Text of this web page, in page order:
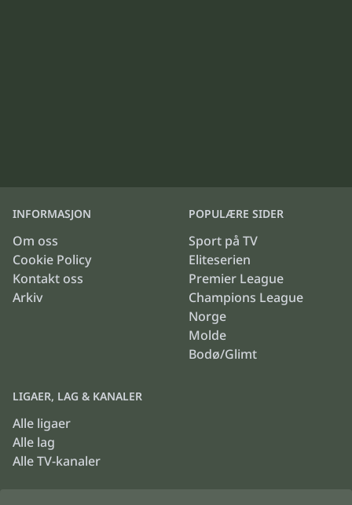
INFORMASJON
Om oss
Cookie Policy
Kontakt oss
Arkiv
POPULÆRE SIDER
Sport på TV
Eliteserien
Premier League
Champions League
Norge
Molde
Bodø/Glimt
LIGAER, LAG & KANALER
Alle ligaer
Alle lag
Alle TV-kanaler